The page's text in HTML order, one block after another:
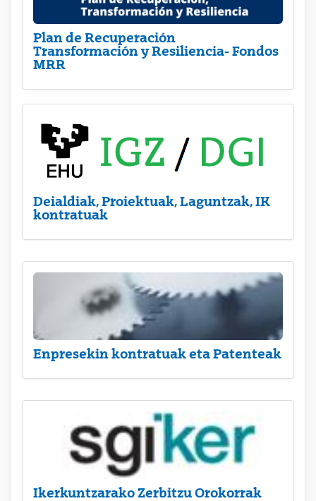
Plan de Recuperación
Transformación y Resiliencia- Fondos
MRR
Deialdiak, Proiektuak, Laguntzak, IK
kontratuak
Enpresekin kontratuak eta Patenteak
Ikerkuntzarako Zerbitzu Orokorrak